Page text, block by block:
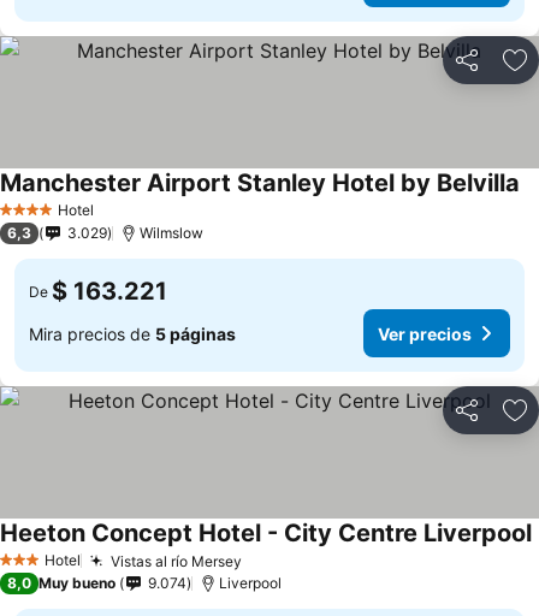
Compartir
4 EstrellasHotel
Manchester Airport Stanley Hotel by Belvilla
6,3 3.029 Wilmslow
De $ 163.221
Mira precios de 5 páginas Ver precios
Compartir
3 Estrellas
Hotel Vistas al río Mersey
Heeton Concept Hotel - City Centre Liverpool
8,0 Muy bueno 9.074 Liverpool